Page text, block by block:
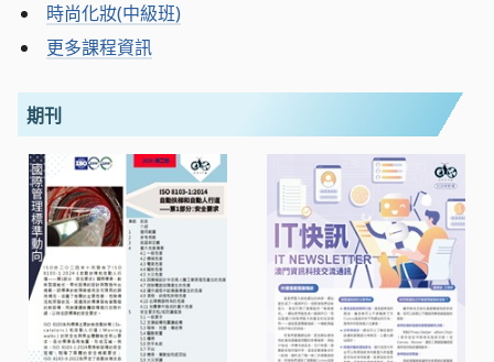
時尚化妝(中級班)
更多課程資訊
期刊